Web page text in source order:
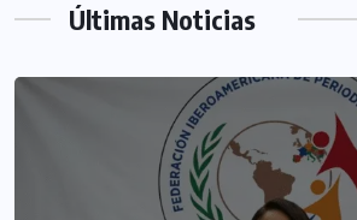
Últimas Noticias